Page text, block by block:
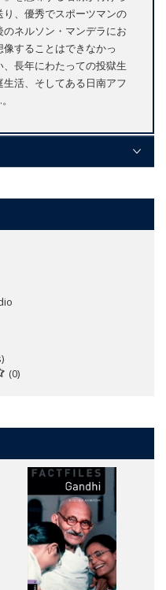
、優秀でスポーツマンの
ネルソン・マンデラにお
することはできなかっ
長年にわたっての投獄生
活、そしてある日南アフ
(0)